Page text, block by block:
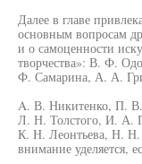
Далее в главе
основным вопросам
и о самоценности
творчества»: В. Ф.
Ф. Самарина, А. А.
A. В. Никитенко, П.
Л. Н. Толстого, И. А.
К. Н. Леонтьева, Н. Н.
внимание уделяется,